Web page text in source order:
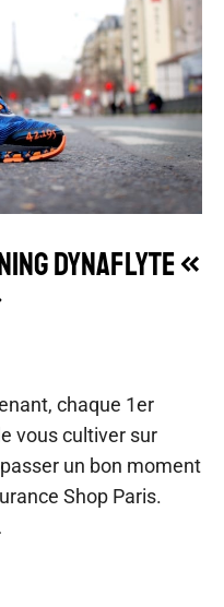
DYNAFLYTE «
chaque 1er
vous cultiver sur
un bon moment
Shop Paris.